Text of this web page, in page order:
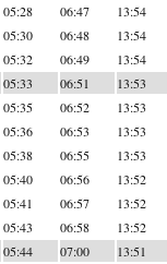
05:28 06:47 13:54
05:30 06:48 13:54
05:32 06:49 13:54
05:33 06:51 13:53
05:35 06:52 13:53
05:36 06:53 13:53
05:38 06:55 13:53
05:40 06:56 13:52
05:41 06:57 13:52
05:43 06:58 13:52
05:44 07:00 13:51